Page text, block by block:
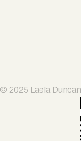
© 2025 Laela Duncan